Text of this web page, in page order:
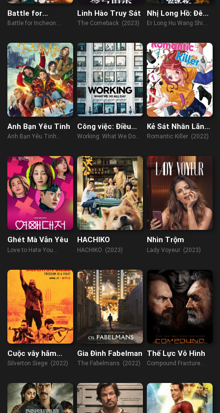
Battle for
Incheon:
Chromite
Battle for Incheon:
(2016)
Linh Hào Truy Sát
The Comeback (2023)
Nhị Long Hồ: Đêm
Kinh Hoàng
Er Long Hu Wang Shi
Anh Bạn Yêu Tinh
Anh Bạn Yêu Tinh
Công việc: Điều
chúng ta làm cả
Working: What We Do
Kẻ Sát Nhân Lãng
Mạn
Romantic Killer (2022)
Ghét Mà Vẫn Yêu
Love to Hate You
HACHIKO
HACHIKO (2023)
Nhìn Trộm
Lady Voyeur (2023)
Cuộc vây hãm
ngân hàng
Silverton Siege (2022)
Gia Đình Fabelman
The Fabelmans (2022)
Thế Lực Vô Hình
Compound Fracture